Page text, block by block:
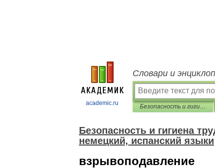
academic.ru
Словари и
Безопасность и гигиена труда. Перевод на английский, французский, немецкий, испанский языки
Безопасность и гигиена
немецкий, испанский языки
взрывоподавление